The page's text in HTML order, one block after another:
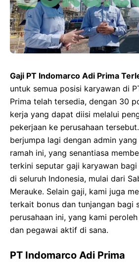
Gaji PT Indomarco Adi Prima
untuk semua posisi karyawan di
Prima telah tersedia, dengan 30
kerja yang dapat diisi melalui
pekerjaan ke perusahaan
berjumpa lagi dengan admin
ramah ini, yang senantiasa
terkini seputar gaji karyawan
di seluruh Indonesia, mulai dari
Merauke. Selain gaji, kami juga
terkait bonus dan tunjangan bagi
perusahaan ini, yang kami
dan pegawai aktif di sana.
PT Indomarco Adi Prima